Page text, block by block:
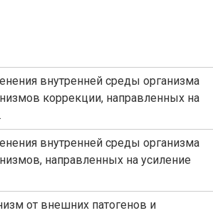
внутренней среды организма
коррекции, направленных на
внутренней среды организма
направленных на усиление
от внешних патогенов и